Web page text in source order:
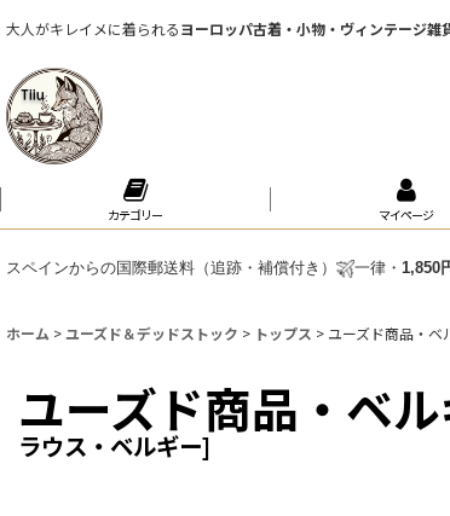
大人がキレイメに着られるヨーロッパ古着・小物・ヴィンテージ雑
カテゴリー マイページ
スペインからの国際郵送料（追跡・補償付き） 一律・ 1,850
ホーム >ユーズド＆デッドストック > トップス > ユーズド商品・ベ
ユーズド商品・ベ
ラウス・ベルギー]